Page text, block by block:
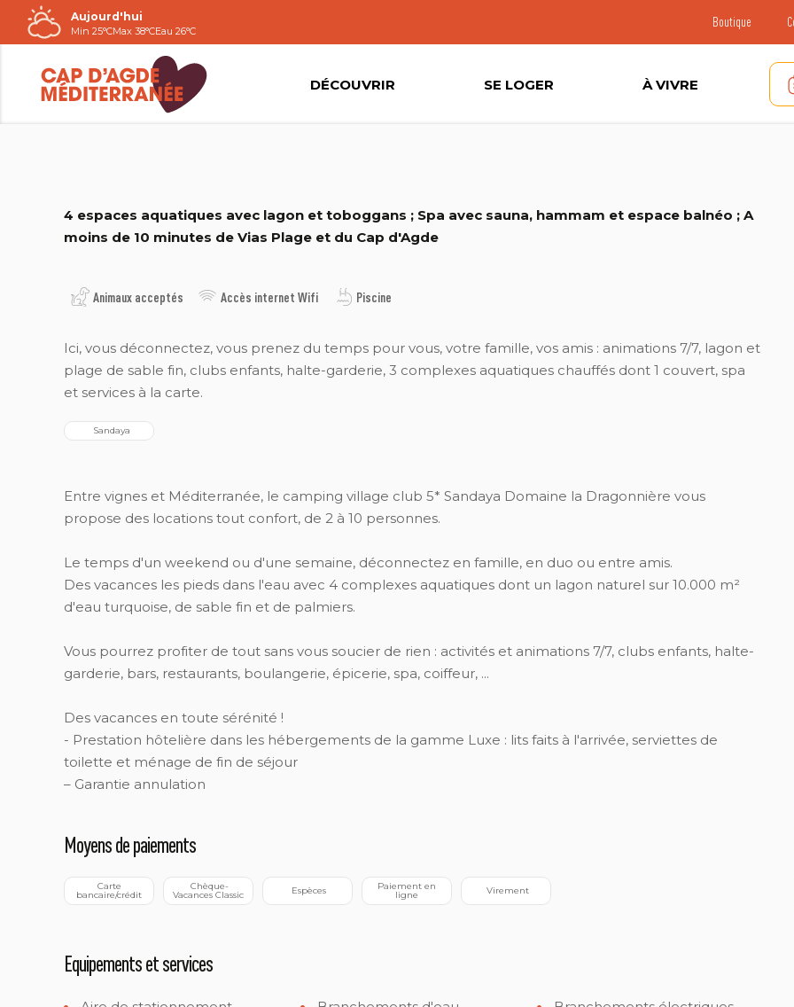
Passer
au
contenu
Aujourd'hui
Min 25°CMax 38°CEau 26°C
Boutique
DÉCOUVRIR SE LOGER À VIVRE
4 espaces aquatiques avec lagon et toboggans ; Spa avec sauna, hammam et espace balnéo ; A
moins de 10 minutes de Vias Plage et du Cap d'Agde
Animaux acceptés Accès internet Wifi Piscine
Ici, vous déconnectez, vous prenez du temps pour vous, votre famille, vos amis : animations 7/7, lagon et
plage de sable fin, clubs enfants, halte-garderie, 3 complexes aquatiques chauffés dont 1 couvert, spa
et services à la carte.
  Sandaya
Entre vignes et Méditerranée, le camping village club 5* Sandaya Domaine la Dragonnière vous
propose des locations tout confort, de 2 à 10 personnes.
Le temps d'un weekend ou d'une semaine, déconnectez en famille, en duo ou entre amis.
Des vacances les pieds dans l'eau avec 4 complexes aquatiques dont un lagon naturel sur 10.000 m²
d'eau turquoise, de sable fin et de palmiers.
Vous pourrez profiter de tout sans vous soucier de rien : activités et animations 7/7, clubs enfants, halte-
garderie, bars, restaurants, boulangerie, épicerie, spa, coiffeur, ...
Des vacances en toute sérénité !
- Prestation hôtelière dans les hébergements de la gamme Luxe : lits faits à l'arrivée, serviettes de
toilette et ménage de fin de séjour
– Garantie annulation
Moyens de paiements
bancaire/crédit Vacances Classic Espèces ligne Virement
Equipements et services